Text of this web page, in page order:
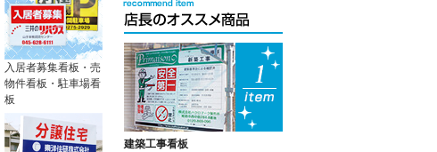
入居者募集看板・売
物件看板・駐車場看
板
建築工事看板